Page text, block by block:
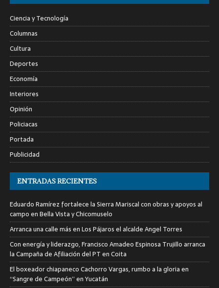
Ciencia y Tecnología
Columnas
Cultura
Deportes
Economía
Interiores
Opinión
Policiacas
Portada
Publicidad
ENTRADAS RECIENTES
Eduardo Ramírez fortalece la Sierra Mariscal con obras y apoyos al
campo en Bella Vista y Chicomuselo
Arranca una calle más en Los Pájaros el alcalde Angel Torres
Con energía y liderazgo, Francisco Amadeo Espinosa Trujillo arranca
la Campaña de Afiliación del PT en Coita
El boxeador chiapaneco Cachorro Vargas, rumbo a la gloria en
“Sangre de Campeón” en Yucatán